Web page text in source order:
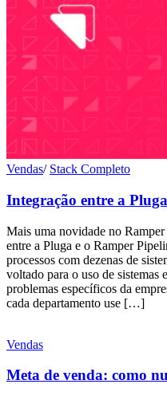
Vendas/ Stack Completo
Integração entre a
Mais uma novidade no
entre a Pluga e o Ramper
processos com dezenas de
voltado para o uso de sistemas
problemas específicos da
cada departamento use […]
Vendas
Meta de venda: como